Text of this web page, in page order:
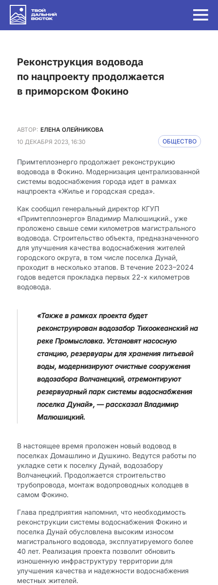
Реконструкция водовода
по нацпроекту продолжается
в приморском Фокино
АВТОР: ЕЛЕНА ОЛЕЙНИКОВА
10 ДЕКАБРЯ 2023, 16:30
ОБЩЕСТВО
Примтеплоэнерго продолжает реконструкцию
водовода в Фокино. Модернизация централизованной
системы водоснабжения города идет в рамках
нацпроекта «Жилье и городская среда».
Как сообщил генеральный директор КГУП
«Примтеплоэнерго» Владимир Малюшицкий., уже
проложено свыше семи километров магистрального
водовода. Строительство объекта, предназначенного
для улучшения качества водоснабжения жителей
городского округа, в том числе поселка Дунай,
проходит в несколько этапов. В течение 2023–2024
годов ведется прокладка первых 22-х километров
водовода.
«Также в рамках проекта будет
реконструирован водозабор Тихоокеанский на
реке Промысловка. Установят насосную
станцию, резервуары для хранения питьевой
воды, модернизируют очистные сооружения
водозабора Волчанецкий, отремонтируют
резервуарный парк системы водоснабжения
поселка Дунай», — рассказал Владимир
Малюшицкий.
В настоящее время проложен новый водовод в
поселках Домашлино и Душкино. Ведутся работы по
укладке сети к поселку Дунай, водозабору
Волчанецкий. Продолжается строительство
трубопровода, монтаж водопроводных колодцев в
самом Фокино.
Глава предприятия напомнил, что необходимость
реконструкции системы водоснабжения Фокино и
поселка Дунай обусловлена высоким износом
магистрального водовода, эксплуатируемого более
40 лет. Реализация проекта позволит обновить
изношенную инфраструктуру территории для
улучшения качества и надежности водоснабжения
местных жителей.